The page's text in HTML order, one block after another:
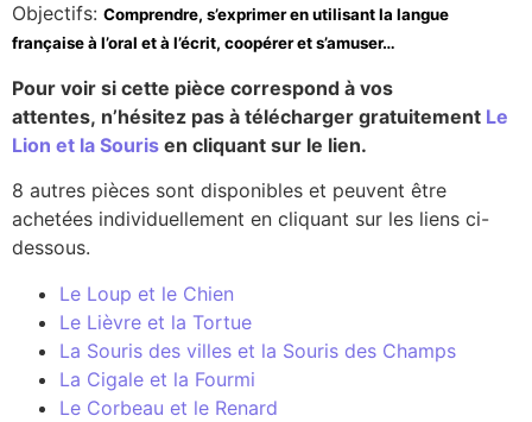
Objectifs: Comprendre, s’exprimer en utilisant la langue
française à l’oral et à l’écrit, coopérer et s’amuser…
Pour voir si cette pièce correspond à vos
attentes, n’hésitez pas à télécharger gratuitement Le
Lion et la Souris en cliquant sur le lien.
8 autres pièces sont disponibles et peuvent être
achetées individuellement en cliquant sur les liens ci-
dessous.
Le Loup et le Chien
Le Lièvre et la Tortue
La Souris des villes et la Souris des Champs
La Cigale et la Fourmi
Le Corbeau et le Renard